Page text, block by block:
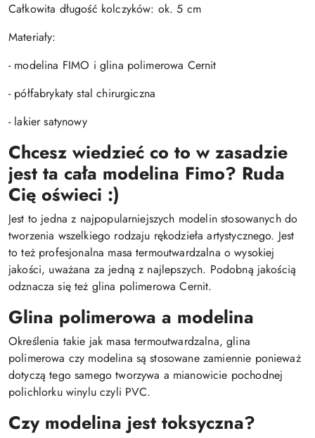
Całkowita długość kolczyków: ok. 5 cm
Materiały:
- modelina FIMO i glina polimerowa Cernit
- półfabrykaty stal chirurgiczna
- lakier satynowy
Chcesz wiedzieć co to w zasadzie
jest ta cała modelina Fimo? Ruda
Cię oświeci :)
Jest to jedna z najpopularniejszych modelin stosowanych do
tworzenia wszelkiego rodzaju rękodzieła artystycznego. Jest
to też profesjonalna masa termoutwardzalna o wysokiej
jakości, uważana za jedną z najlepszych. Podobną jakością
odznacza się też glina polimerowa Cernit.
Glina polimerowa a modelina
Określenia takie jak masa termoutwardzalna, glina
polimerowa czy modelina są stosowane zamiennie ponieważ
dotyczą tego samego tworzywa a mianowicie pochodnej
polichlorku winylu czyli PVC.
Czy modelina jest toksyczna?